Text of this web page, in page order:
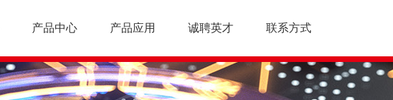
产品中心 产品应用 诚聘英才 联系方式